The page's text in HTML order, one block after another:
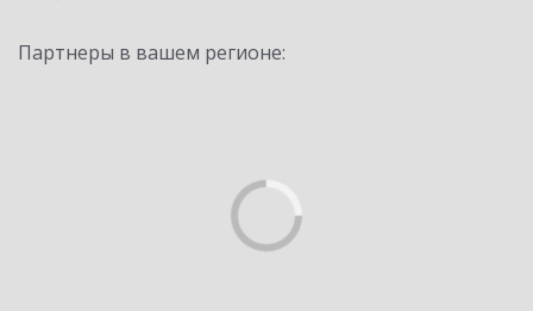
Партнеры в вашем регионе: